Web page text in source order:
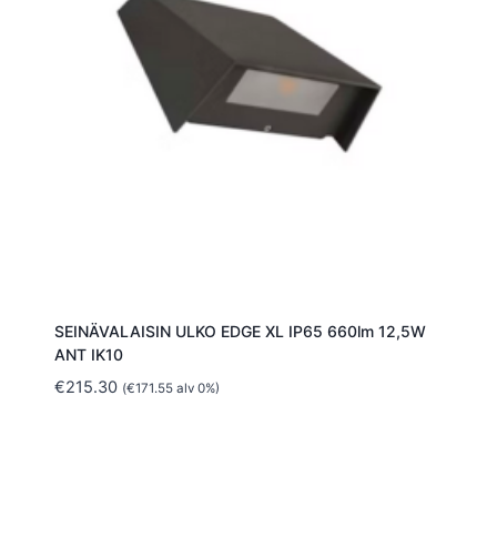
SEINÄVALAISIN ULKO EDGE XL IP65 660lm 12,5W
ANT IK10
€215.30 (€171.55alv 0%)